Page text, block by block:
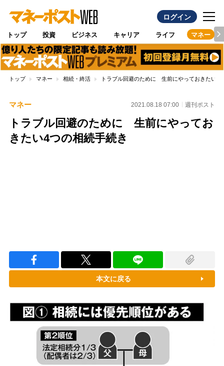
ログイン
トップ 投資 ビジネス キャリア ライフ マネー
トップ マネー 相続・終活 トラブル回避のために 生前にやっておきたい4
マネー 2021.08.18 07:00 週刊ポスト
トラブル回避のために 生前にやってお
きたい4つの相続手続き
本文に戻る